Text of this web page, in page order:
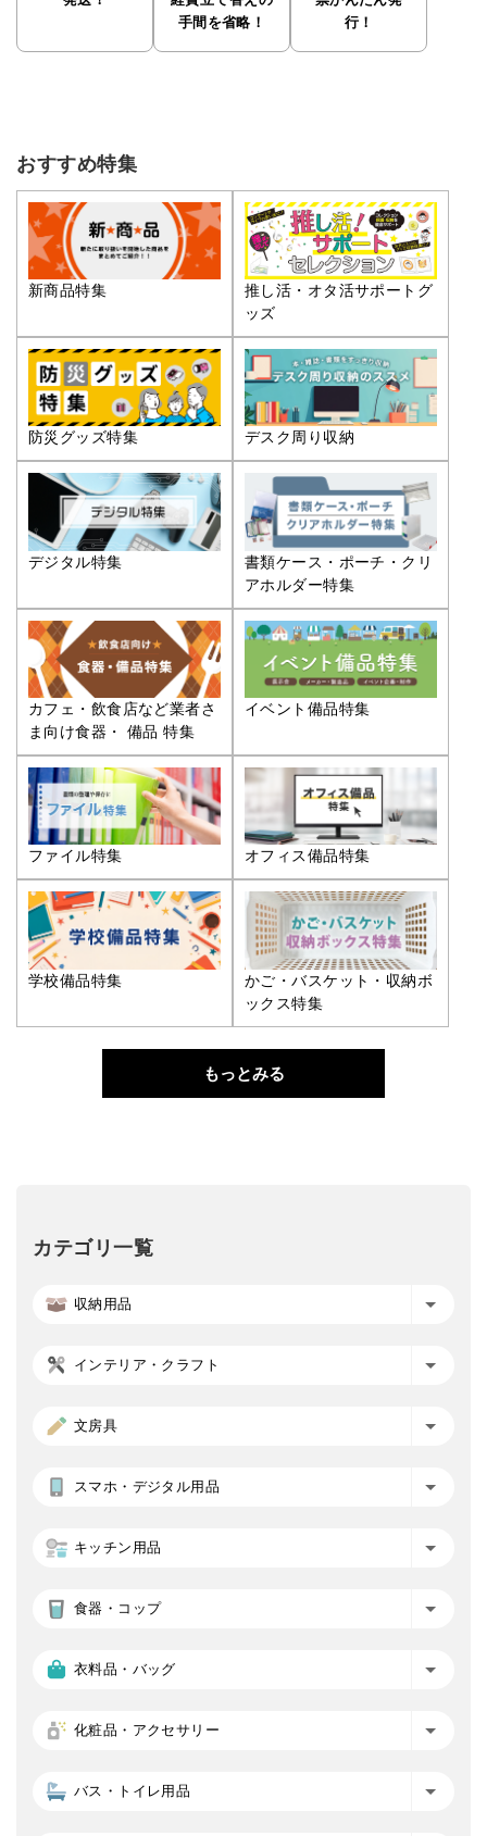
手間を省略！
行！
おすすめ特集
新商品特集
推し活・オタ活サポートグ
ッズ
防災グッズ特集 デスク周り収納
デジタル特集
書類ケース・ポーチ・クリ
アホルダー特集
カフェ・飲食店など業者さ
ま向け食器・ 備品 特集
イベント備品特集
ファイル特集 オフィス備品特集
学校備品特集
かご・バスケット・収納ボ
ックス特集
もっとみる
カテゴリ一覧
収納用品
インテリア・クラフト
文房具
スマホ・デジタル用品
キッチン用品
食器・コップ
衣料品・バッグ
化粧品・アクセサリー
バス・トイレ用品